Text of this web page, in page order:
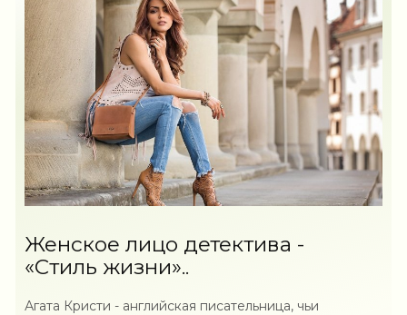
Женское лицо детектива -
«Стиль жизни»..
Агата Кристи - английская писательница, чьи